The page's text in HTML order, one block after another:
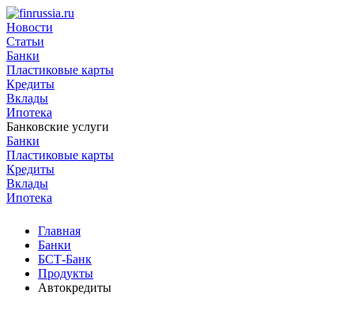
Новости
Статьи
Банки
Пластиковые карты
Кредиты
Вклады
Ипотека
Банковские услуги
Банки
Пластиковые карты
Кредиты
Вклады
Ипотека
Главная
Банки
БСТ-Банк
Продукты
Автокредиты